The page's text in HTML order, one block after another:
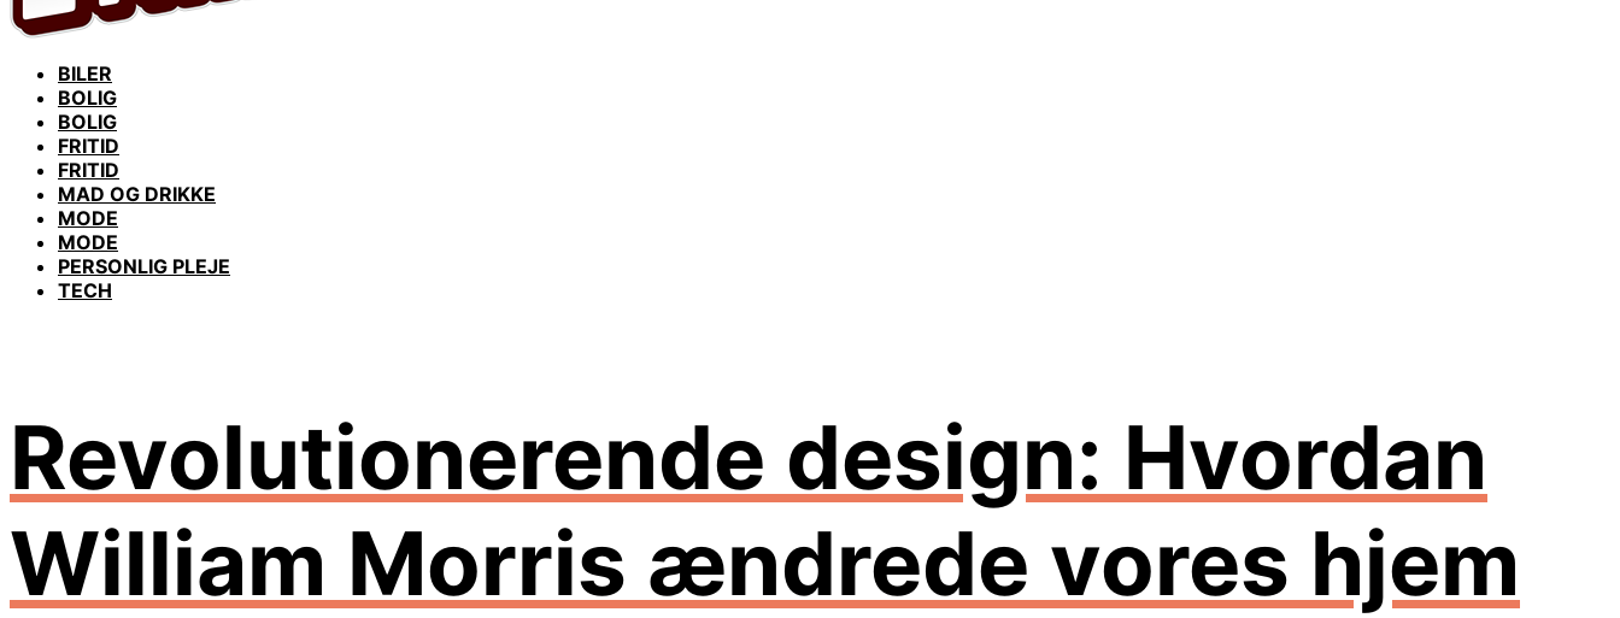
BILER
BOLIG
BOLIG
FRITID
FRITID
MAD OG DRIKKE
MODE
MODE
PERSONLIG PLEJE
TECH
Revolutionerende design: Hvordan
William Morris ændrede vores hjem